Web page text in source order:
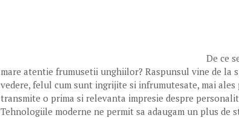
De ce
mare atentie frumusetii unghiilor? Raspunsul vine de la
vedere, felul cum sunt ingrijite si infrumutesate, mai
transmite o prima si relevanta impresie despre
Tehnologiile moderne ne permit sa adaugam un plus de